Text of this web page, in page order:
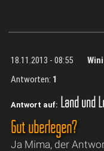
18.11.2013 - 08:55
Antworten: 1
Antwort auf: Land und
Gut überlegen?
Ja Mima, der